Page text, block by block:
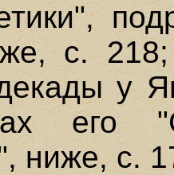
с.
у
его
ниже, с.